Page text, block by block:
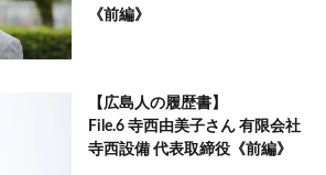
《前編》
【広島人の履歴書】
File.6 寺西由美子さん 有限会社
寺西設備 代表取締役《前編》